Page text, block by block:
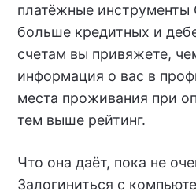
платёжные инструменты
больше кредитных и
счетам вы привяжете,
информация о вас в
места проживания при
тем выше рейтинг.
Что она даёт, пока не
Залогиниться с